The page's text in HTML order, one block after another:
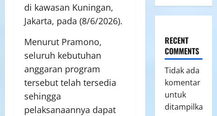
di kawasan Kuningan,
Jakarta, pada (8/6/2026).
Menurut Pramono,
seluruh kebutuhan
anggaran program
tersebut telah tersedia
sehingga
pelaksanaannya dapat
RECENT
COMMENTS
Tidak ada
komentar
untuk
ditampilkan.